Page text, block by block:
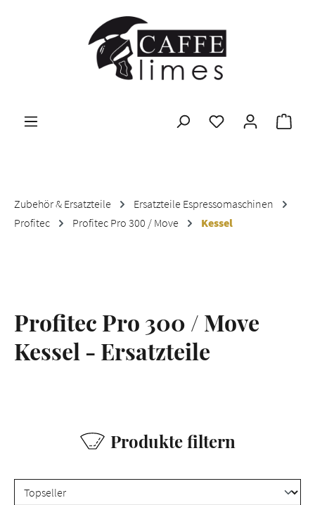
Zum Hauptinhalt springen
Zubehör & Ersatzteile
Ersatzteile Espressomaschinen
Profitec
Profitec Pro 300 / Move Kessel
Profitec Pro 300 / Move
Kessel - Ersatzteile
Produkte filtern